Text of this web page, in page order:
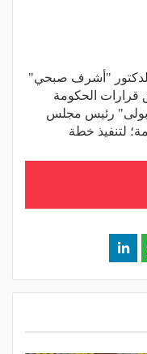
الدكتور "أشرف صبحي"
قرارات الحكومة
رئيس مجلس
لتنفيذ خطة